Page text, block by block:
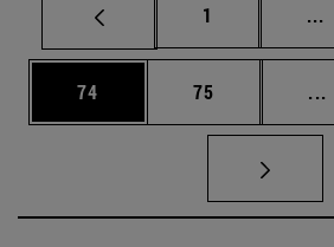
Página
1 ...
Página
74 Página
75 ...